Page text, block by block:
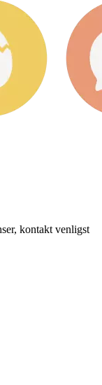
kontakt venligst